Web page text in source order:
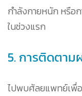
กำลังกายหนัก หรือ
ในช่วงแรก
5. การติดตา
ไปพบศัลยแพทย์เพื่